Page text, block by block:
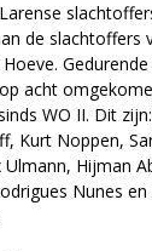
de slachtoffers
acht
WO II. Dit
Kurt Noppen,
Hijman
Nunes